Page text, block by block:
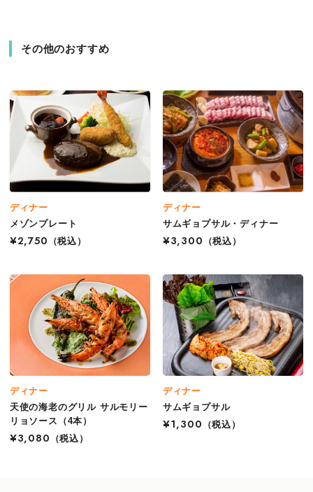
その他のおすすめ
ディナー
メゾンプレート
¥2,750
（税込）
ディナー
サムギョプサル・ディナー
¥3,300
（税込）
ディナー
天使の海老のグリル サルモリー
リョソース（4本）
¥3,080
（税込）
ディナー
サムギョプサル
¥1,300
（税込）